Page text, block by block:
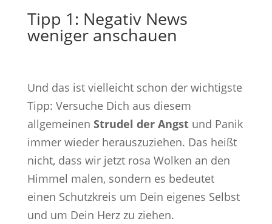
Tipp 1: Negativ News
weniger anschauen
Und das ist vielleicht schon der wichtigste
Tipp: Versuche Dich aus diesem
allgemeinen Strudel der Angstund Panik
immer wieder herauszuziehen. Das heißt
nicht, dass wir jetzt rosa Wolken an den
Himmel malen, sondern es bedeutet
einen Schutzkreis um Dein eigenes Selbst
und um Dein Herz zu ziehen.